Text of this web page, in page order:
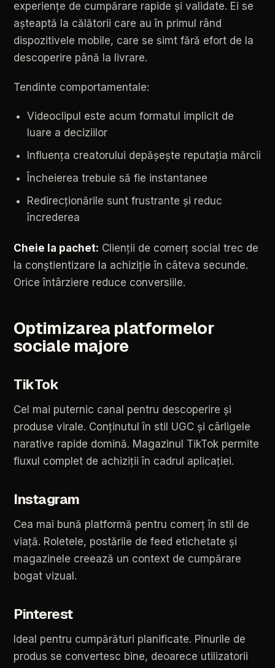
experiențe de cumpărare rapide și validate. Ei se
așteaptă la călătorii care au în primul rând
dispozitivele mobile, care se simt fără efort de la
descoperire până la livrare.
Tendinte comportamentale:
Videoclipul este acum formatul implicit de
luare a deciziilor
Influența creatorului depășește reputația mărcii
Încheierea trebuie să fie instantanee
Redirecționările sunt frustrante și reduc
încrederea
Cheie la pachet: Clienții de comerț social trec de
la conștientizare la achiziție în câteva secunde.
Orice întârziere reduce conversiile.
Optimizarea platformelor
sociale majore
TikTok
Cel mai puternic canal pentru descoperire și
produse virale. Conținutul în stil UGC și cârligele
narative rapide domină. Magazinul TikTok permite
fluxul complet de achiziții în cadrul aplicației.
Instagram
Cea mai bună platformă pentru comerț în stil de
viață. Roletele, postările de feed etichetate și
magazinele creează un context de cumpărare
bogat vizual.
Pinterest
Ideal pentru cumpărături planificate. Pinurile de
produs se convertesc bine, deoarece utilizatorii